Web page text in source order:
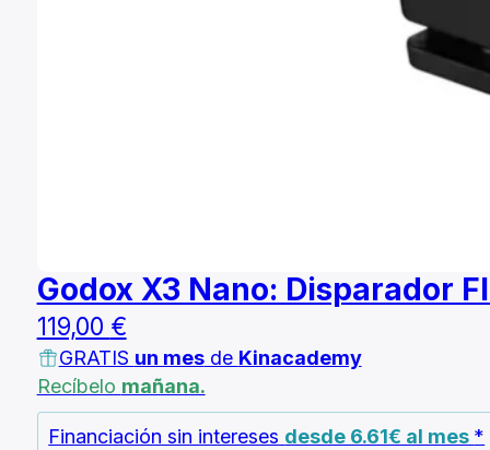
Godox X3 Nano: Disparador
119,00 €
GRATIS un mesde Kinacademy
Recíbelo mañana.
Financiación sin intereses desde 6.61€ al mes *